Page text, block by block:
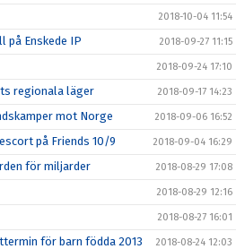
2018-10-04 11:54
på Enskede IP 2018-09-27 11:15
2018-09-24 17:10
regionala läger 2018-09-17 14:23
mot Norge 2018-09-06 16:52
på Friends 10/9 2018-09-04 16:29
för miljarder 2018-08-29 17:08
2018-08-29 12:16
2018-08-27 16:01
för barn födda 2013 2018-08-24 12:03